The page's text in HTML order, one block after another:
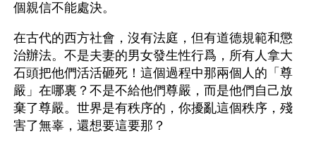
個親信不能處決。
在古代的西方社會，沒有法庭，但有道德規範和懲
治辦法。不是夫妻的男女發生性行爲，所有人拿大
石頭把他們活活砸死！這個過程中那兩個人的「尊
嚴」在哪裏？不是不給他們尊嚴，而是他們自己放
棄了尊嚴。世界是有秩序的，你擾亂這個秩序，殘
害了無辜，還想要這要那？